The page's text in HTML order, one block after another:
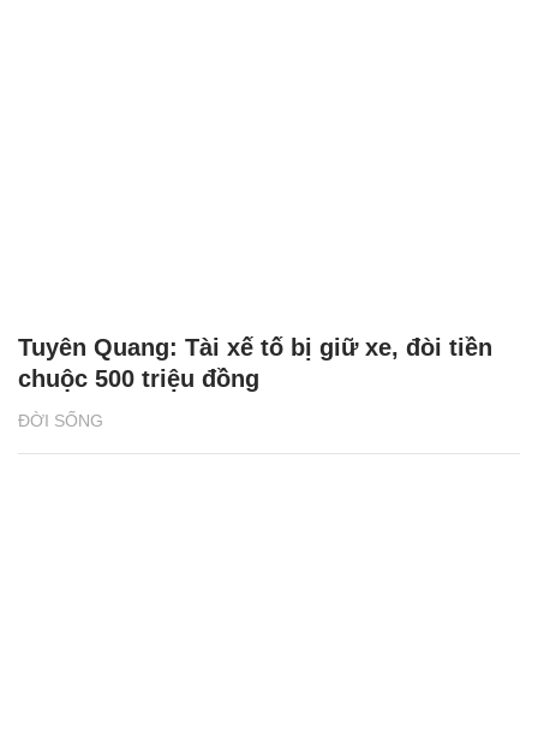
ĐỜI SỐNG
Tuyên Quang: Tài xế tố bị giữ xe, đòi tiền
chuộc 500 triệu đồng